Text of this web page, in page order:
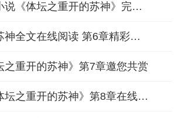
【免费资源】小说《体坛之重开的苏神》完整版在线畅读
体坛之重开的苏神全文在线阅读 第6章精彩内容免费看
之重开的苏神》第7章邀您共赏
苏神杨勇强《体坛之重开的苏神》第8章在线阅读